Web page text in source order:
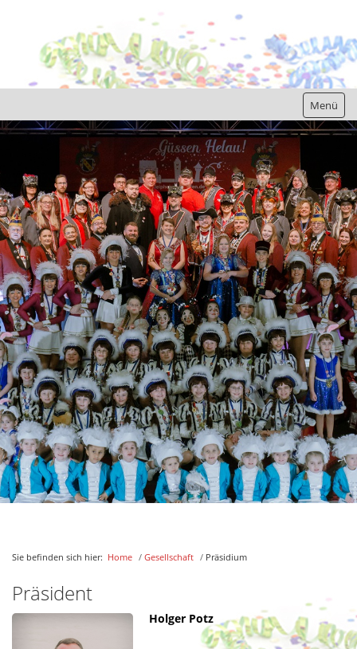
Menü
Gesellschaft
Präsidium
Elferrat
Prinzenpaare
Marschfunken
Weiß-Blaue-Garde
Güssenfunken
Güssengarde
Tanzmariechen
Leipheimer Gassaheulr
Faschingsjugend
Ehrenpäsidenten
Ehrensenatoren
Bilder/Berichte
Aktuelles
Kontakt
Sie befinden sich hier: Home / Gesellschaft / Präsidium
Präsident
Holger Potz